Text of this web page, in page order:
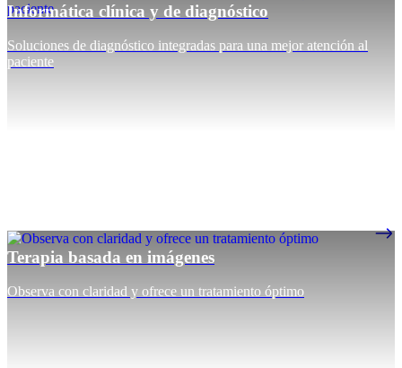
Informática clínica y de diagnóstico
Soluciones de diagnóstico integradas para una mejor atención al
paciente
Terapia basada en imágenes
Observa con claridad y ofrece un tratamiento óptimo